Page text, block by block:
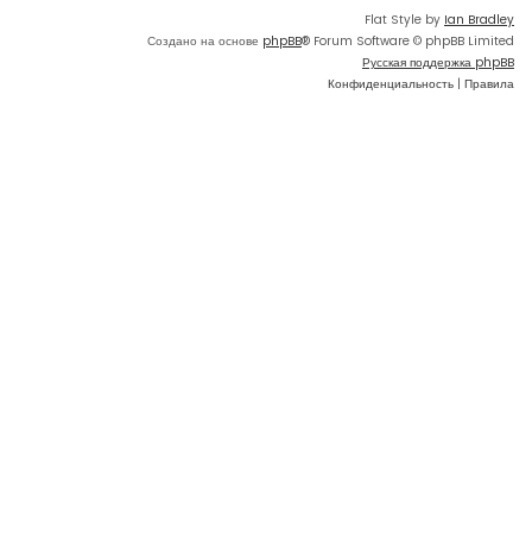
Flat Style by Ian Bradley
Создано на основе phpBB® Forum Software © phpBB Limited
Русская поддержка phpBB
Конфиденциальность | Правила